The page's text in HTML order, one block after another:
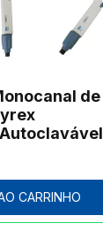
de
CARRINHO